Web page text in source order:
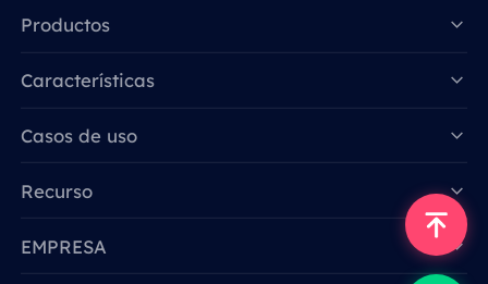
Productos
Características
Casos de uso
Recurso
EMPRESA